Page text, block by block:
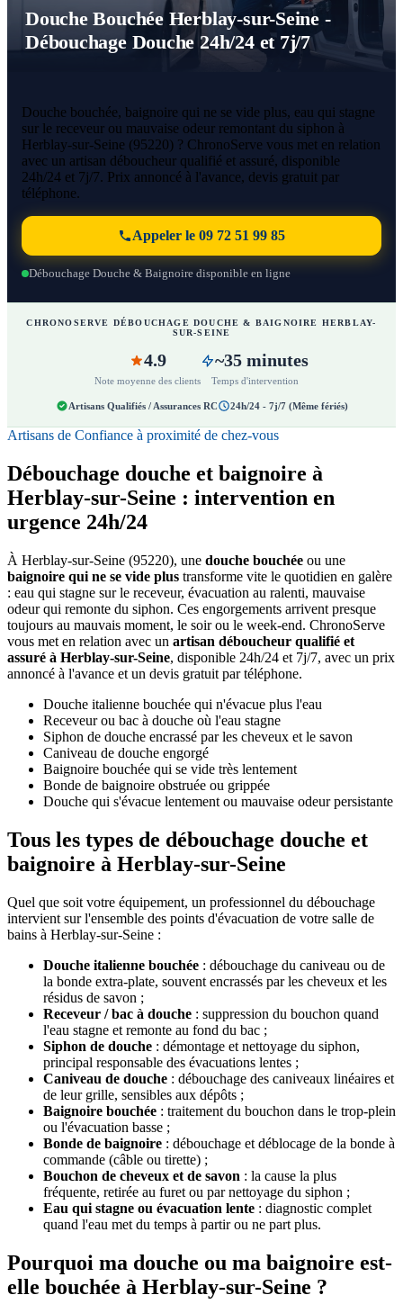
Douche Bouchée Herblay-sur-Seine -
Débouchage Douche 24h/24 et 7j/7
Douche bouchée, baignoire qui ne se vide plus, eau qui stagne
sur le receveur ou mauvaise odeur remontant du siphon à
Herblay-sur-Seine (95220) ? ChronoServe vous met en relation
avec un artisan déboucheur qualifié et assuré, disponible
24h/24 et 7j/7. Prix annoncé à l'avance, devis gratuit par
téléphone.
Appeler le 09 72 51 99 85
Débouchage Douche & Baignoire disponible en ligne
CHRONOSERVE DÉBOUCHAGE DOUCHE & BAIGNOIRE HERBLAY-
SUR-SEINE
4.9
Note moyenne des clients
~35 minutes
Temps d'intervention
Artisans Qualifiés / Assurances RC 24h/24 - 7j/7 (Même fériés)
Artisans de Confiance à proximité de chez-vous
Débouchage douche et baignoire à
Herblay-sur-Seine : intervention en
urgence 24h/24
À Herblay-sur-Seine (95220), une douche bouchée ou une
baignoire qui ne se vide plus transforme vite le quotidien en galère
: eau qui stagne sur le receveur, évacuation au ralenti, mauvaise
odeur qui remonte du siphon. Ces engorgements arrivent presque
toujours au mauvais moment, le soir ou le week-end. ChronoServe
vous met en relation avec un artisan déboucheur qualifié et
assuré à Herblay-sur-Seine, disponible 24h/24 et 7j/7, avec un prix
annoncé à l'avance et un devis gratuit par téléphone.
Douche italienne bouchée qui n'évacue plus l'eau
Receveur ou bac à douche où l'eau stagne
Siphon de douche encrassé par les cheveux et le savon
Caniveau de douche engorgé
Baignoire bouchée qui se vide très lentement
Bonde de baignoire obstruée ou grippée
Douche qui s'évacue lentement ou mauvaise odeur persistante
Tous les types de débouchage douche et
baignoire à Herblay-sur-Seine
Quel que soit votre équipement, un professionnel du débouchage
intervient sur l'ensemble des points d'évacuation de votre salle de
bains à Herblay-sur-Seine :
Douche italienne bouchée : débouchage du caniveau ou de
la bonde extra-plate, souvent encrassés par les cheveux et les
résidus de savon ;
Receveur / bac à douche : suppression du bouchon quand
l'eau stagne et remonte au fond du bac ;
Siphon de douche : démontage et nettoyage du siphon,
principal responsable des évacuations lentes ;
Caniveau de douche : débouchage des caniveaux linéaires et
de leur grille, sensibles aux dépôts ;
Baignoire bouchée : traitement du bouchon dans le trop-plein
ou l'évacuation basse ;
Bonde de baignoire : débouchage et déblocage de la bonde à
commande (câble ou tirette) ;
Bouchon de cheveux et de savon : la cause la plus
fréquente, retirée au furet ou par nettoyage du siphon ;
Eau qui stagne ou évacuation lente : diagnostic complet
quand l'eau met du temps à partir ou ne part plus.
Pourquoi ma douche ou ma baignoire est-
elle bouchée à Herblay-sur-Seine ?